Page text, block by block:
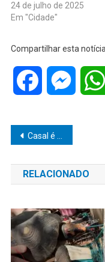
24 de julho de 2025
Em "Cidade"
Compartilhar esta
Facebook
Navegação
de
Post
Casal é detido pela PM com veículo dublê na Zona Sul de Marília
RELACIONADO